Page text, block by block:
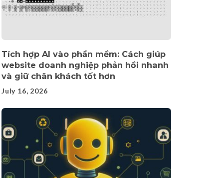
Tích hợp AI vào phần mềm: Cách giúp
website doanh nghiệp phản hồi nhanh
và giữ chân khách tốt hơn
July 16, 2026